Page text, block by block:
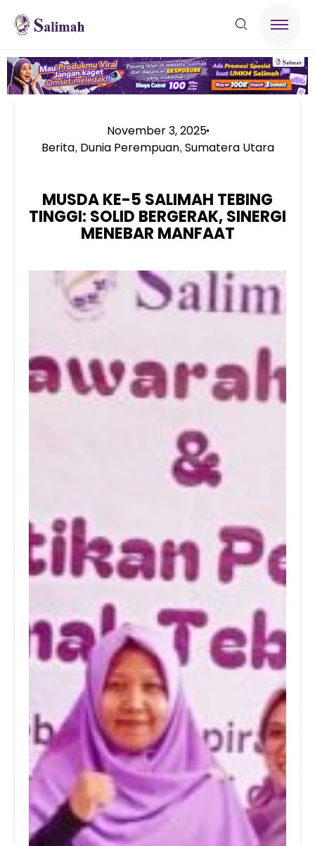
November 3, 2025
Berita, Dunia Perempuan, Sumatera Utara
MUSDA KE-5 SALIMAH TEBING
TINGGI: SOLID BERGERAK, SINERGI
MENEBAR MANFAAT